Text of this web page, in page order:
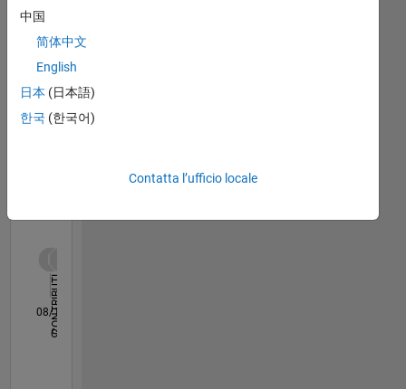
welcome
Interests:
Data
Computational
Mechanics
Dashboard
Statistica
All M…
B…
CONTRIBUTI
-20
-10
10
20
30
40
200
70
80
L
08/16
07/17
06/18
05/19
04/20
03/21
02/22
01/23
12/23
11/24
08/17
08/18
08/19
08/20
08/21
08/22
08/23
08/24
10/17
12/18
02/20
04/21
06/22
10/24
01/18
06/19
11/20
04/22
09/23
02/25
07/26
CRONOLOGIA
中国
简体中文
English
日本 (日本語)
한국 (한국어)
Contatta l’ufficio locale